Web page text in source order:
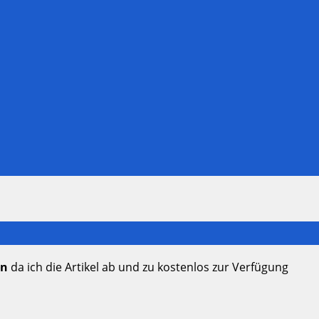
da ich die Artikel ab und zu kostenlos zur Verfügung